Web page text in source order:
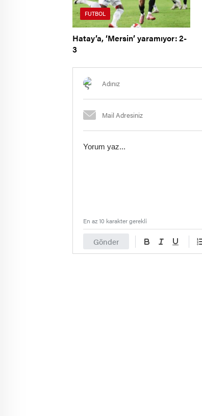
FUTBOL
Hatay’a, ‘Mersin’ yaramıyor: 2-
3
Gönder
En az 10 karakter gerekli